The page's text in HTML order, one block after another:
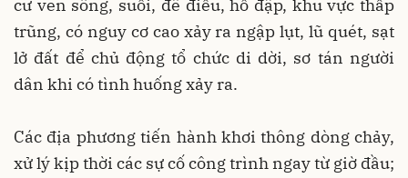
cư ven sông, suối, đê điều, hồ đập, khu vực thấp
trũng, có nguy cơ cao xảy ra ngập lụt, lũ quét, sạt
lở đất để chủ động tổ chức di dời, sơ tán người
dân khi có tình huống xảy ra.
Các địa phương tiến hành khơi thông dòng chảy,
xử lý kịp thời các sự cố công trình ngay từ giờ đầu;